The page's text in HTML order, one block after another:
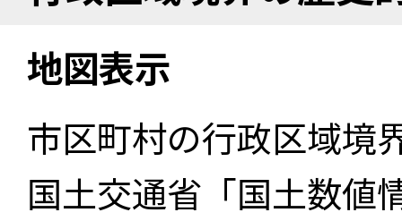
地図表示
市区町村の行政区域境
国土交通省「国土数値